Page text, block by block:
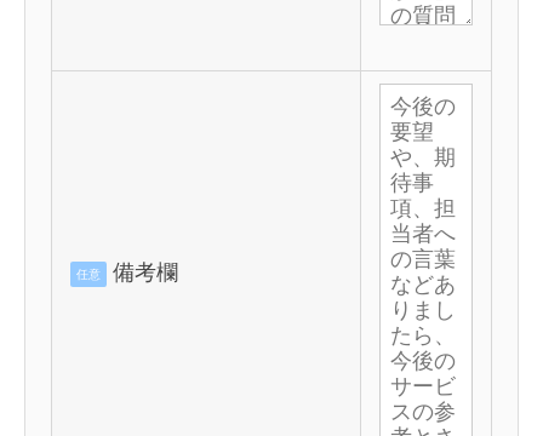
任意 備考欄